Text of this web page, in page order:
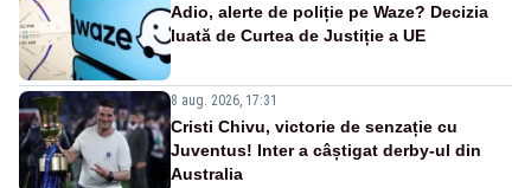
Adio, alerte de poliție pe Waze? Decizia
luată de Curtea de Justiție a UE
8 aug. 2026, 17:31
Cristi Chivu, victorie de senzație cu
Juventus! Inter a câștigat derby-ul din
Australia